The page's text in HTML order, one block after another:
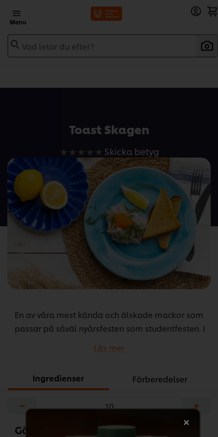
Menu
Vad letar du efter?
Toast Skagen
Inga
betyg
har
skickats
för
denna
recipe
Skicka betyg
En av våra mest kända och älskade mackor som
passar på såväl nyårsfesten som studentfesten. I
Läs mer
Ingredienser Förberedelser
− +
Gör så här